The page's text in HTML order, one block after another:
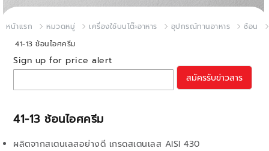
หน้าแรก หมวดหมู่ เครื่องใช้บนโต๊ะอาหาร อุปกรณ์ทานอาหาร
ช้อน
41-13 ช้อนไอศครีม
41-13 ช้อนไอศครีม
ผลิตจากสเตนเลสอย่างดี เกรดสเตนเลส AISI 430
Sign up for price alert
สมัครรับข่าวสาร